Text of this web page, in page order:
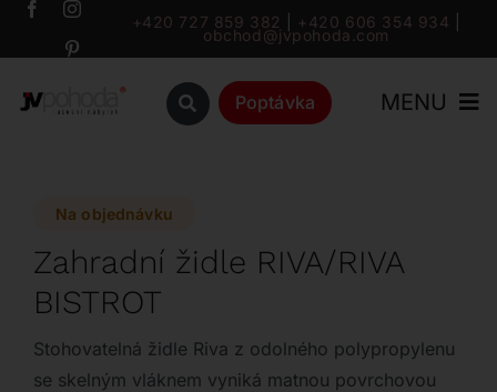
Přeskočit
+420 727 859 382 +420 606 354 934
obchod@jvpohoda.com
Poptávka MENU
Značky
Na objednávku
Zahradní židle RIVA/RIVA
BISTROT
Stohovatelná židle Riva z odolného polypropylenu
se skelným vláknem vyniká matnou povrchovou